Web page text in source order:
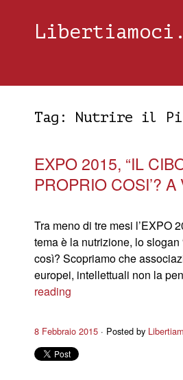
Tag: Nutrire il
EXPO 2015, “IL
PROPRIO COSI’?
Tra meno di tre mesi l’EXPO
tema è la nutrizione, lo slogan
così? Scopriamo che
europei, intellettuali non la
reading
8 Febbraio 2015 Posted by